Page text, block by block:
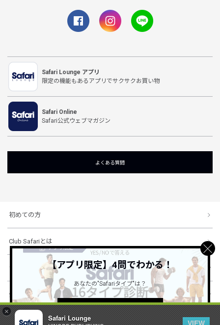
×
Safari Lounge
VIEW
Safari Lounge アプリ
限定の機能もあるアプリでサクサクお買い物
Safari Online
Safari公式ウェブマガジン
よくある質問
初めての方
Club Safariとは
ショッピングガイド
会社概要・規約
【アプリ限定】4問でわかる！
あなたの"Safariタイプ"は？
詳しくはこちら ＞